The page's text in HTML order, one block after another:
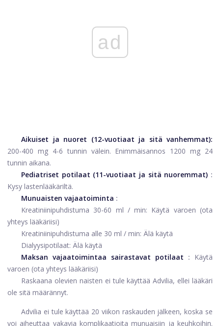
ad
Aikuiset ja nuoret (12-vuotiaat ja sitä vanhemmat):
200-400 mg 4-6 tunnin välein. Enimmäisannos 1200 mg 24
tunnin aikana.
Pediatriset potilaat (11-vuotiaat ja sitä nuoremmat) :
Kysy lastenlääkäriltä.
Munuaisten vajaatoiminta :
Kreatiniinipuhdistuma 30-60 ml / min: Käytä varoen (ota
yhteys lääkäriisi)
Kreatiniinipuhdistuma alle 30 ml / min: Älä käytä
Dialyysipotilaat: Älä käytä
Maksan vajaatoimintaa sairastavat potilaat : Käytä
varoen (ota yhteys lääkäriisi)
Raskaana olevien naisten ei tule käyttää Advilia, ellei lääkäri
ole sitä määrännyt.
Advilia ei tule käyttää 20 viikon raskauden jälkeen, koska se
voi aiheuttaa vakavia komplikaatioita munuaisiin ja keuhkoihin.